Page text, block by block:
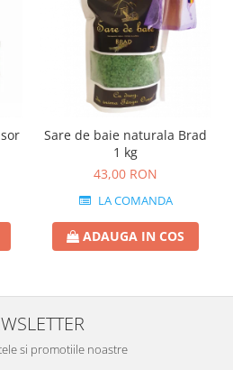
Sare de baie naturala Brad
1 kg
43,00 RON
LA COMANDA
ADAUGA IN COS
si promotiile noastre